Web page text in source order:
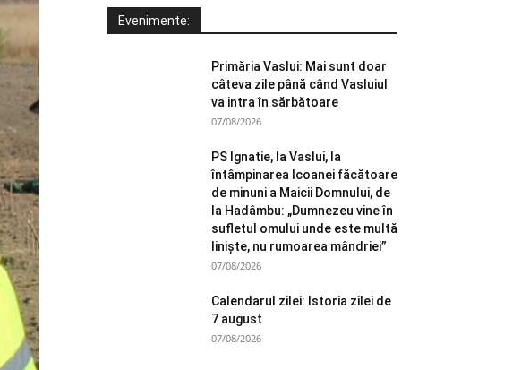
Evenimente:
Primăria Vaslui: Mai sunt doar
câteva zile până când Vasluiul
va intra în sărbătoare
07/08/2026
PS Ignatie, la Vaslui, la
întâmpinarea Icoanei făcătoare
de minuni a Maicii Domnului, de
la Hadâmbu: „Dumnezeu vine în
sufletul omului unde este multă
liniște, nu rumoarea mândriei”
07/08/2026
Calendarul zilei: Istoria zilei de
7 august
07/08/2026